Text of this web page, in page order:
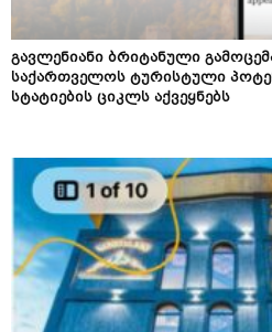
გავლენიანი ბრიტანული
საქართველოს ტურისტული
სტატიების ციკლს აქვეყნებს